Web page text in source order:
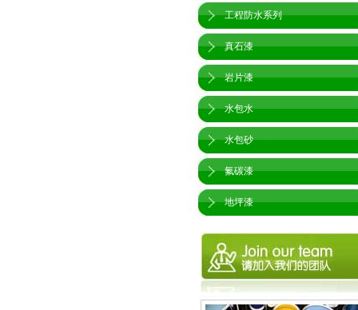
工程防水系列
真石漆
岩片漆
水包水
水包砂
氟碳漆
地坪漆